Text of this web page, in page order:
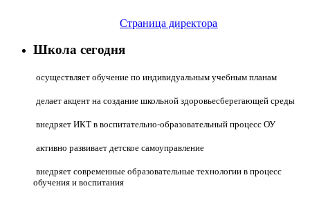
Страница директора
Школа сегодня
осуществляет обучение по индивидуальным учебным планам
делает акцент на создание школьной здоровьесберегающей среды
внедряет ИКТ в воспитательно-образовательный процесс ОУ
активно развивает детское самоуправление
внедряет современные образовательные технологии в процесс
обучения и воспитания